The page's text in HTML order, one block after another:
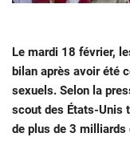
Le mardi 18 février,
bilan après avoir été
sexuels. Selon la
scout des États-Unis
de plus de 3